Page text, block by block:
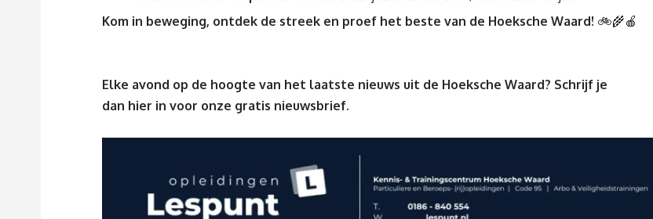
Kom in beweging, ontdek de streek en proef het beste van de Hoeksche Waard! 🚲🌾🍎
Elke avond op de hoogte van het laatste nieuws uit de Hoeksche Waard? Schrijf je
dan hier in voor onze gratis nieuwsbrief.